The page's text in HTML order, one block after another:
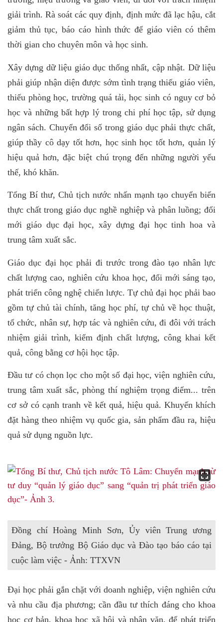
giải trình. Rà soát các quy định, định mức đã lạc hậu, cắt
giảm thủ tục, báo cáo hình thức để giáo viên có thêm
thời gian cho chuyên môn và học sinh.
Xây dựng dữ liệu giáo dục thống nhất, cập nhật. Dữ liệu
phải giúp nhận diện được sớm tình trạng thiếu giáo viên,
thiếu phòng học, trường quá tải, học sinh có nguy cơ bỏ
học và những bất hợp lý trong chi phí học tập, sử dụng
ngân sách. Chuyển đổi số trong giáo dục phải thực chất,
giúp thầy cô dạy tốt hơn, học sinh học tốt hơn, quản lý
hiệu quả hơn, đặc biệt chú trọng đến những người yếu
thế, khó khăn.
Tổng Bí thư, Chủ tịch nước nhấn mạnh tạo chuyển biến
thực chất trong giáo dục nghề nghiệp và phân luồng; đổi
mới giáo dục đại học, xây dựng đại học tinh hoa và
trung tâm xuất sắc.
Giáo dục đại học phải đi trước trong đào tạo nhân lực
chất lượng cao, nghiên cứu khoa học, đổi mới sáng tạo,
phát triển công nghệ chiến lược. Tự chủ đại học phải bao
gồm tự chủ tài chính, tăng học phí, tự chủ về học thuật,
tổ chức, nhân sự, hợp tác và nghiên cứu, đi đôi với trách
nhiệm giải trình, kiểm định chất lượng, công khai kết
quả, công bằng cơ hội học tập.
Đầu tư có chọn lọc cho một số đại học, viện nghiên cứu,
trung tâm xuất sắc, phòng thí nghiệm trọng điểm... trên
cơ sở có cạnh tranh về kết quả, hiệu quả. Khuyến khích
đặt hàng theo nhiệm vụ quốc gia, sản phẩm đầu ra, hiệu
quả sử dụng nguồn lực.
Đồng chí Hoàng Minh Sơn, Ủy viên Trung ương
Đảng, Bộ trưởng Bộ Giáo dục và Đào tạo báo cáo tại
cuộc làm việc - Ảnh: TTXVN
Đại học phải gắn chặt với doanh nghiệp, viện nghiên cứu
và nhu cầu địa phương; cần đầu tư thích đáng cho khoa
học cơ bản, khoa học xã hội và nhân văn, để phát triển